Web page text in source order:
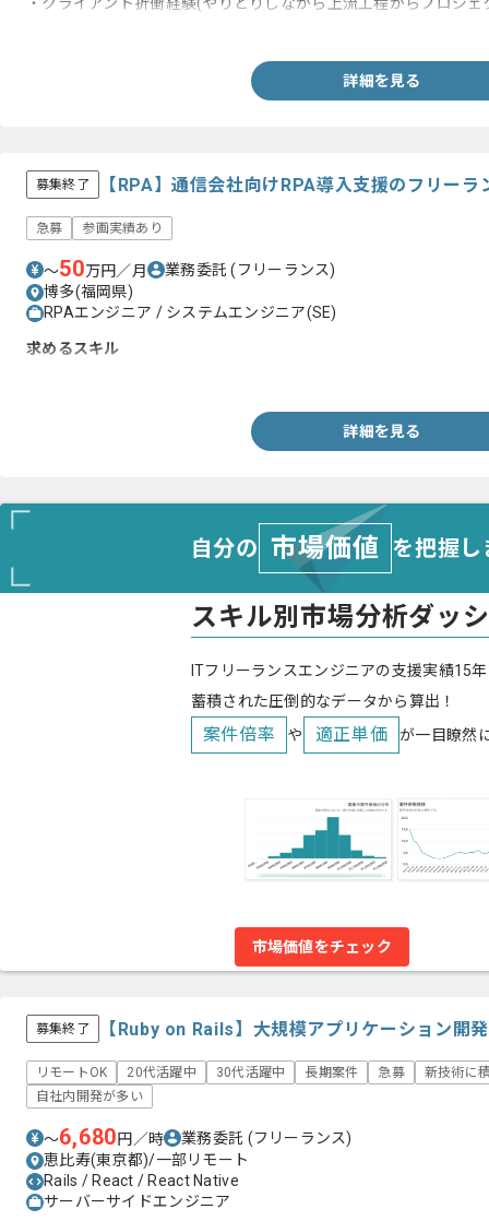
詳細を見る
募集終了 【RPA】通信会社向けRPA導入支援のフリー
急募 参画実績あり
〜50万円／月 業務委託(フリーランス)
博多(福岡県)
RPAエンジニア / システムエンジニア(SE)
求めるスキル
詳細を見る
自分の 市場価値 を把握
スキル別市場分析ダッ
ITフリーランスエンジニアの支援実績15
蓄積された圧倒的なデータから算出！
案件倍率 や 適正単価 が一目瞭然
市場価値をチェック
募集終了 【Ruby on Rails】大規模アプリケーション開
リモートOK 20代活躍中 30代活躍中 長期案件 急募
新技術に
自社内開発が多い
〜6,680円／時 業務委託 (フリーランス)
恵比寿(東京都)/一部リモート
Rails / React / React Native
サーバーサイドエンジニア